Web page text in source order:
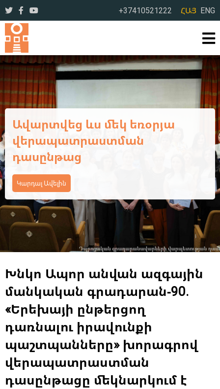
+37410521222 ՀԱՅ ENG
Ավարտվեց Կոտայքի մարզի
դպրոցական
գրադարանավարների եռօրյա
վերապատրաստման
դասընթացի առաջին փուլը
Կարդալ Ավելին
Խնկո Ապոր անվան ազգային
մանկական գրադարան-90.
«Երեխայի ընթերցող
դառնալու իրավունքի
պաշտպանները» խորագրով
վերապատրաստման
դասընթացը մեկնարկում է